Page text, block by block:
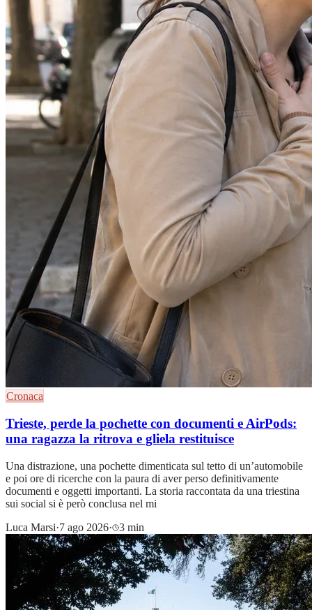
Cronaca
Trieste, perde la pochette con documenti e AirPods:
una ragazza la ritrova e gliela restituisce
Una distrazione, una pochette dimenticata sul tetto di un’automobile
e poi ore di ricerche con la paura di aver perso definitivamente
documenti e oggetti importanti. La storia raccontata da una triestina
sui social si è però conclusa nel mi
Luca Marsi·7 ago 2026· 3 min